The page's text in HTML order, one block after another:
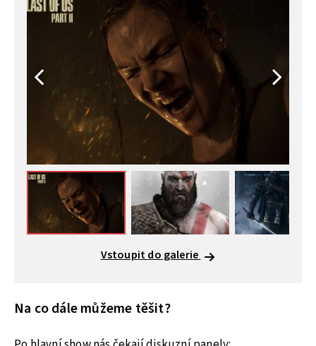
Vstoupit do galerie
Na co dále můžeme těšit?